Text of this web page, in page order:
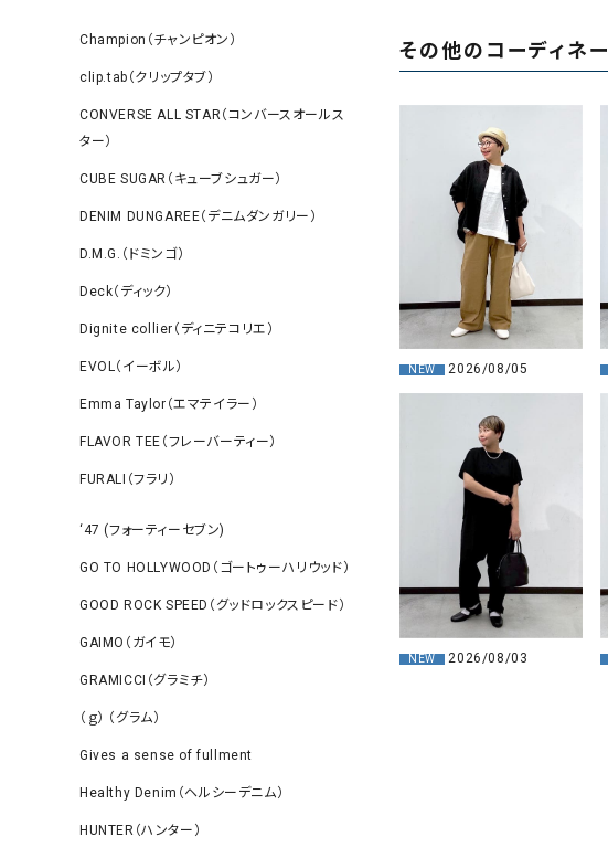
Champion（チャンピオン）
clip.tab（クリップタブ）
CONVERSE ALL STAR（コンバースオールス
ター）
CUBE SUGAR（キューブシュガー）
DENIM DUNGAREE（デニムダンガリー）
D.M.G.（ドミンゴ）
Deck（ディック）
Dignite collier（ディニテコリエ）
EVOL（イーボル）
Emma Taylor（エマテイラー）
FLAVOR TEE（フレーバーティー）
FURALI（フラリ）
‘47 (フォーティーセブン)
GO TO HOLLYWOOD（ゴートゥーハリウッド）
GOOD ROCK SPEED（グッドロックスピード）
GAIMO（ガイモ）
GRAMICCI（グラミチ）
（ｇ） （グラム）
Gives a sense of fullment
Healthy Denim（ヘルシーデニム）
HUNTER（ハンター）
その他のコーディネ
NEW 2026/08/05
NEW 2026/08/03